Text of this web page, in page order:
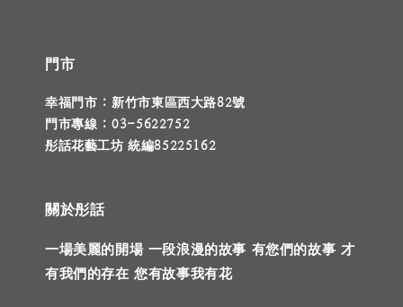
門市
幸福門市 : 新竹市東區西大路82號
門市專線 : 03-5622752
彤話花藝工坊 統編85225162
關於彤話
一場美麗的開場 一段浪漫的故事 有您們的故事 才
有我們的存在 您有故事我有花